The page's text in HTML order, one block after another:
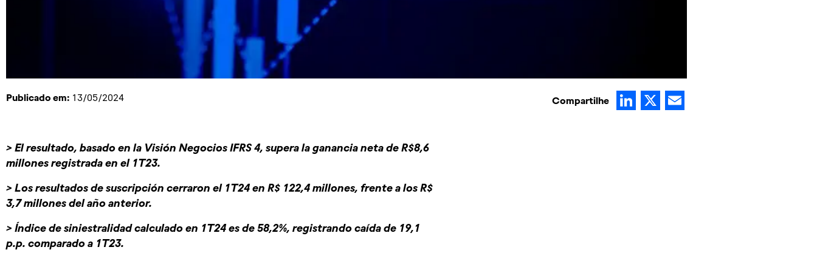
Publicado em: 13/05/2024 Compartilhe LinkedIn
X
> El resultado, basado en la Visión Negocios IFRS 4, supera la ganancia neta de R$8,6
millones registrada en el 1T23.
> Los resultados de suscripción cerraron el 1T24 en R$ 122,4 millones, frente a los R$
3,7 millones del año anterior.
> Índice de siniestralidad calculado en 1T24 es de 58,2%, registrando caída de 19,1
p.p. comparado a 1T23.